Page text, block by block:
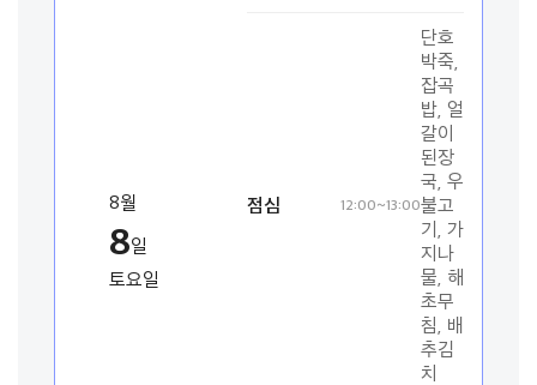
8월
8일
토요일
점심 12:00~13:00
단호
박죽,
잡곡
밥, 얼
갈이
된장
국, 우
불고
기, 가
지나
물, 해
초무
침, 배
추김
치